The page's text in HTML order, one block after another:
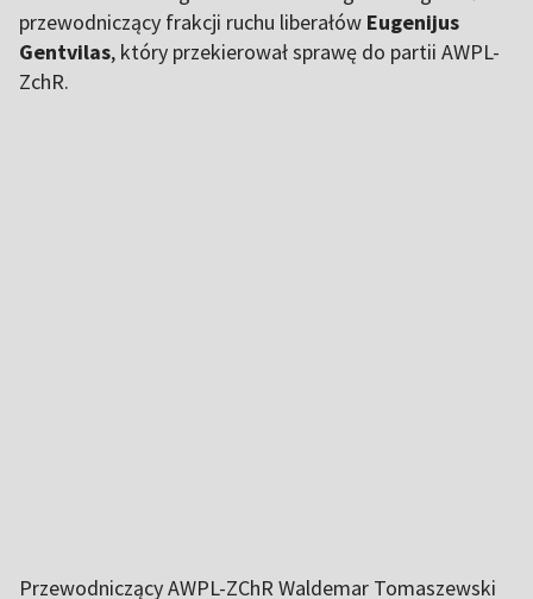
przewodniczący frakcji ruchu liberałów Eugenijus
Gentvilas, który przekierował sprawę do partii AWPL-
ZchR.
Przewodniczący AWPL-ZChR Waldemar Tomaszewski